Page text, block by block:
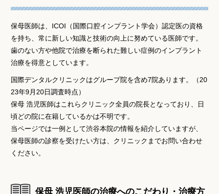
保母医師は、ICOI（国際口腔インプラント学会）認定医の資格
を持ち、常に新しい知識と技術の向上に努めている医師です。
歯のない方や他院で治療を断られた難しい症例のインプラント
治療を得意としています。
国際デンタルクリニックはグループ院を含め7院あります。（20
23年9月20日調査時点）
保母 浩児医師はこれらクリニック全員の院長となっており、日
頃どの院に在籍しているかは不明です。
当ページでは一例として渋谷本院の情報を紹介していますが、
保母医師の診察を受けたい方は、クリニックまでお問い合わせ
ください。
保母 浩児医師の治療へのこだわり・治療方